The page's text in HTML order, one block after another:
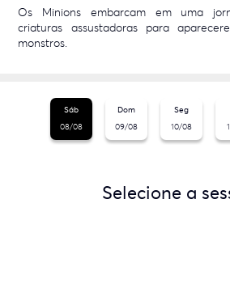
Os Minions embarcam em uma
criaturas assustadoras para
monstros.
Sáb
08/08
Dom
09/08
Seg
10/08
Selecione a